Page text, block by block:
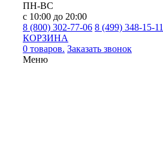
ПН-ВС
с 10:00 до 20:00
8 (800) 302-77-06 8 (499) 348-15-11
КОРЗИНА
0 товаров. Заказать звонок
Меню